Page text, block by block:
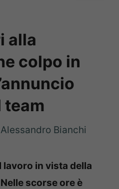
alla
colpo in
team
Alessandro Bianchi
lavoro in vista della
scorse ore è